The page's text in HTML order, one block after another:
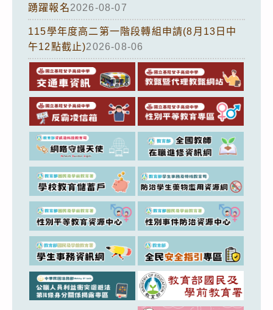
踴躍報名2026-08-07
115學年度高二第一階段轉組申請(8月13日中
午12點截止)2026-08-06